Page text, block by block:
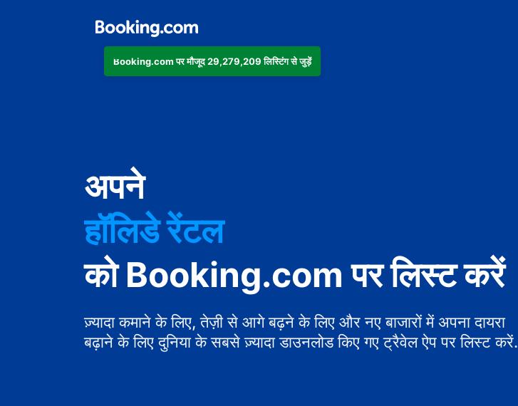
Booking.com पर मौजूद 29,279,209 लिस्टिंग से जुड़ें
अपने
होटल
हॉलिडे रेंटल
गेस्ट हाउस
बेड एंड ब्रेकफ़ास्ट
को Booking.com पर लिस्ट करें
ज़्यादा कमाने के लिए, तेज़ी से आगे बढ़ने के लिए और नए बाजारों में अपना दायरा
बढ़ाने के लिए दुनिया के सबसे ज़्यादा डाउनलोड किए गए ट्रैवेल ऐप पर लिस्ट करें.